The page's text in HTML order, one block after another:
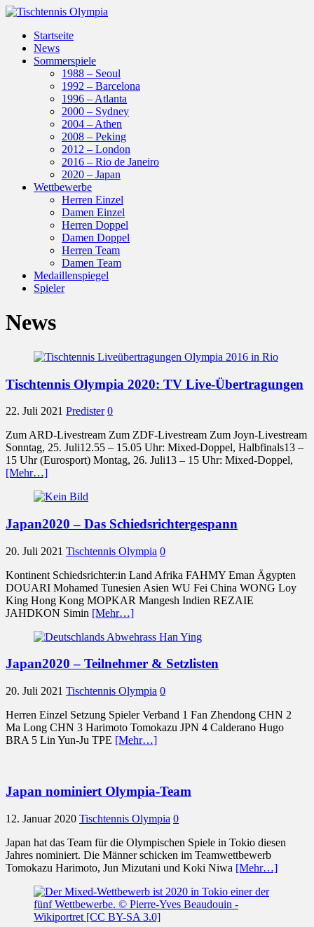
Startseite
News
Sommerspiele
1988 – Seoul
1992 – Barcelona
1996 – Atlanta
2000 – Sydney
2004 – Athen
2008 – Peking
2012 – London
2016 – Rio de Janeiro
2020 – Japan
Wettbewerbe
Herren Einzel
Damen Einzel
Herren Doppel
Damen Doppel
Herren Team
Damen Team
Medaillenspiegel
Spieler
News
Tischtennis Olympia 2020: TV Live-Übertragungen
22. Juli 2021 Predister 0
Zum ARD-Livestream Zum ZDF-Livestream Zum Joyn-Livestream
Sonntag, 25. Juli12.55 – 15.05 Uhr: Mixed-Doppel, Halbfinals13 –
15 Uhr (Eurosport) Montag, 26. Juli13 – 15 Uhr: Mixed-Doppel,
[Mehr…]
Japan2020 – Das Schiedsrichtergespann
20. Juli 2021 Tischtennis Olympia 0
Kontinent Schiedsrichter:in Land Afrika FAHMY Eman Ägypten
DOUARI Mohamed Tunesien Asien WU Fei China WONG Loy
King Hong Kong MOPKAR Mangesh Indien REZAIE
JAHDKON Simin [Mehr…]
Japan2020 – Teilnehmer & Setzlisten
20. Juli 2021 Tischtennis Olympia 0
Herren Einzel Setzung Spieler Verband 1 Fan Zhendong CHN 2
Ma Long CHN 3 Harimoto Tomokazu JPN 4 Calderano Hugo
BRA 5 Lin Yun-Ju TPE [Mehr…]
Japan nominiert Olympia-Team
12. Januar 2020 Tischtennis Olympia 0
Japan hat das Team für die Olympischen Spiele in Tokio diesen
Jahres nominiert. Die Männer schicken im Teamwettbewerb
Tomokazu Harimoto, Jun Mizutani und Koki Niwa [Mehr…]